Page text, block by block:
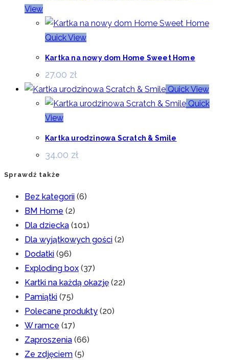
View
Quick View
Kartka na nowy dom Home Sweet Home
27.00 zł
Quick View
Quick
View
Kartka urodzinowa Scratch & Smile
34.00 zł
Sprawdź także
Bez kategorii (6)
BM Home (2)
Dla dziecka (101)
Dla wyjątkowych gości (2)
Dodatki (96)
Exploding box (37)
Kartki na każdą okazję (22)
Pamiątki (75)
Polecane produkty (20)
W ramce (17)
Zaproszenia (66)
Ze zdjęciem (5)